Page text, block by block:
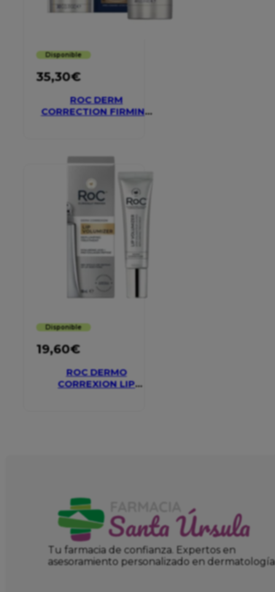
Disponible
35,30€
ROC DERM
CORRECTION FIRMING
Disponible
19,60€
ROC DERMO
CORREXION LIP
Tu farmacia de confianza. Expertos en
asesoramiento personalizado en dermatología